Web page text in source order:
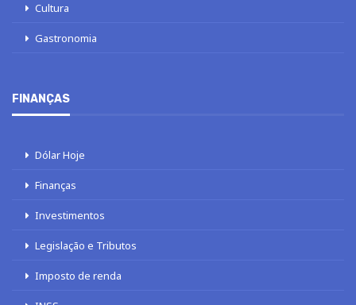
Cultura
Gastronomia
FINANÇAS
Dólar Hoje
Finanças
Investimentos
Legislação e Tributos
Imposto de renda